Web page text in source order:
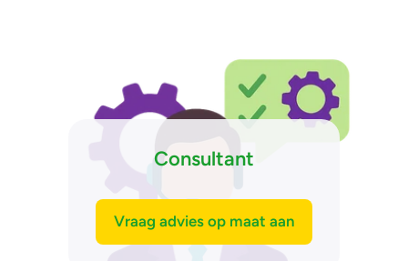
Consultant
Vraag advies op maat aan